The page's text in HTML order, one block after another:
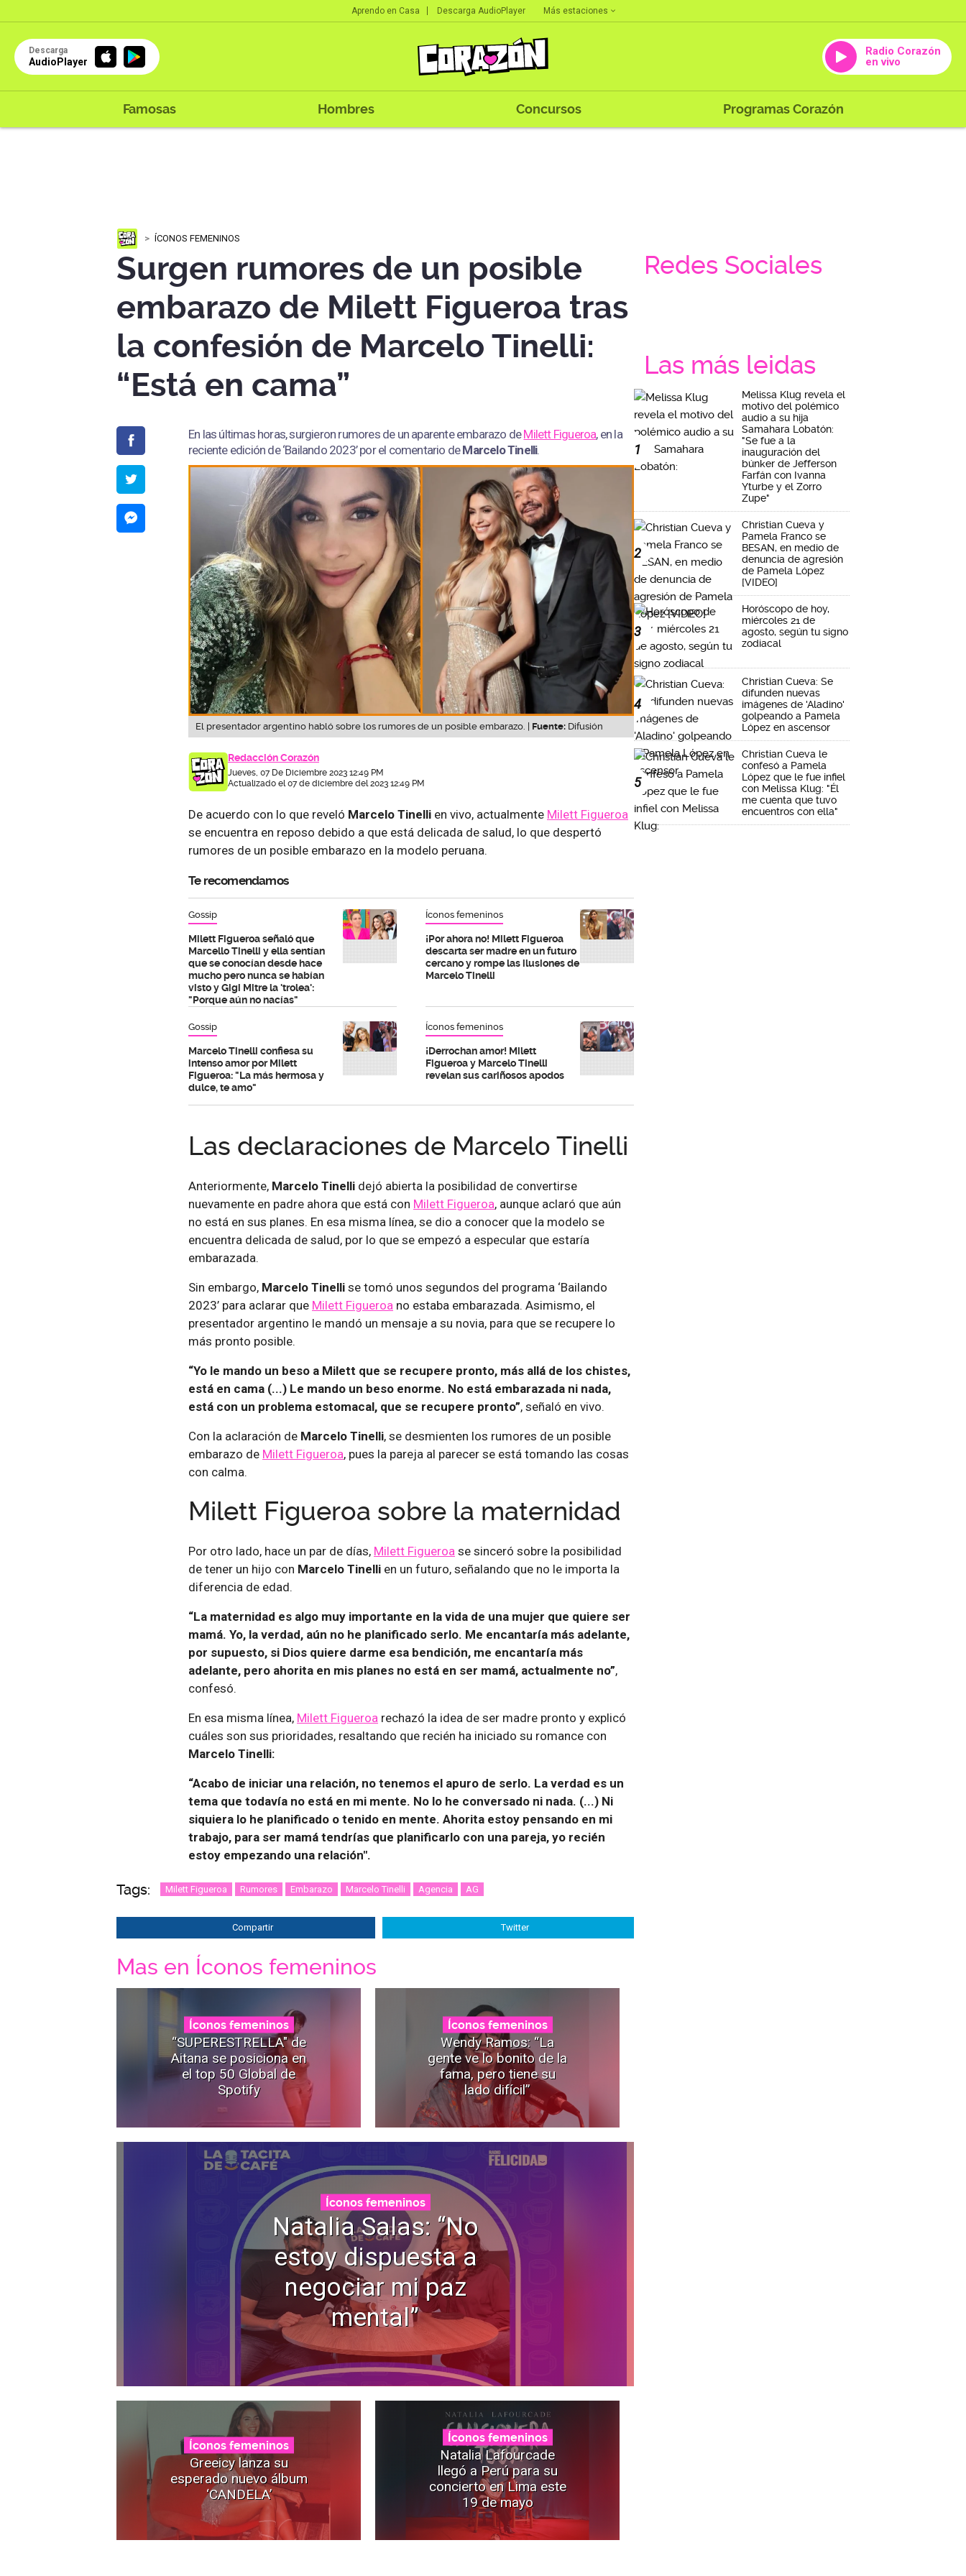
Aprendo en Casa Descarga AudioPlayer Más estaciones
Descarga
AudioPlayer
Radio Corazón
en vivo
Famosas Hombres Concursos Programas Corazón
ÍCONOS FEMENINOS
Surgen rumores de un posible
embarazo de Milett Figueroa tras
la confesión de Marcelo Tinelli:
“Está en cama”
En las últimas horas, surgieron rumores de un aparente embarazo deMilett Figueroa, en la
reciente edición de ‘Bailando 2023’ por el comentario deMarcelo Tinelli.
El presentador argentino habló sobre los rumores de un posible embarazo. | Fuente: Difusión
Redacción Corazón
Jueves, 07 De Diciembre 2023 12:49 PM
Actualizado el 07 de diciembre del 2023 12:49 PM
De acuerdo con lo que reveló Marcelo Tinelli en vivo, actualmente Milett Figueroa
se encuentra en reposo debido a que está delicada de salud, lo que despertó
rumores de un posible embarazo en la modelo peruana.
Te recomendamos
Gossip
Milett Figueroa señaló que
Marcello Tinelli y ella sentían
que se conocían desde hace
mucho pero nunca se habían
visto y Gigi Mitre la 'trolea':
"Porque aún no nacías"
Íconos femeninos
¡Por ahora no! Milett Figueroa
descarta ser madre en un futuro
cercano y rompe las ilusiones de
Marcelo Tinelli
Gossip
Marcelo Tinelli confiesa su
intenso amor por Milett
Figueroa: "La más hermosa y
dulce, te amo"
Íconos femeninos
¡Derrochan amor! Milett
Figueroa y Marcelo Tinelli
revelan sus cariñosos apodos
Las declaraciones de Marcelo Tinelli
Anteriormente, Marcelo Tinelli dejó abierta la posibilidad de convertirse
nuevamente en padre ahora que está con Milett Figueroa, aunque aclaró que aún
no está en sus planes. En esa misma línea, se dio a conocer que la modelo se
encuentra delicada de salud, por lo que se empezó a especular que estaría
embarazada.
Sin embargo, Marcelo Tinelli se tomó unos segundos del programa ‘Bailando
2023’ para aclarar que Milett Figueroa no estaba embarazada. Asimismo, el
presentador argentino le mandó un mensaje a su novia, para que se recupere lo
más pronto posible.
“Yo le mando un beso a Milett que se recupere pronto, más allá de los chistes,
está en cama (...) Le mando un beso enorme. No está embarazada ni nada,
está con un problema estomacal, que se recupere pronto”, señaló en vivo.
Con la aclaración de Marcelo Tinelli, se desmienten los rumores de un posible
embarazo de Milett Figueroa, pues la pareja al parecer se está tomando las cosas
con calma.
Milett Figueroa sobre la maternidad
Por otro lado, hace un par de días, Milett Figueroa se sinceró sobre la posibilidad
de tener un hijo con Marcelo Tinelli en un futuro, señalando que no le importa la
diferencia de edad.
“La maternidad es algo muy importante en la vida de una mujer que quiere ser
mamá. Yo, la verdad, aún no he planificado serlo. Me encantaría más adelante,
por supuesto, si Dios quiere darme esa bendición, me encantaría más
adelante, pero ahorita en mis planes no está en ser mamá, actualmente no”,
confesó.
En esa misma línea, Milett Figueroa rechazó la idea de ser madre pronto y explicó
cuáles son sus prioridades, resaltando que recién ha iniciado su romance con
Marcelo Tinelli:
“Acabo de iniciar una relación, no tenemos el apuro de serlo. La verdad es un
tema que todavía no está en mi mente. No lo he conversado ni nada. (...) Ni
siquiera lo he planificado o tenido en mente. Ahorita estoy pensando en mi
trabajo, para ser mamá tendrías que planificarlo con una pareja, yo recién
estoy empezando una relación".
Tags: Milett Figueroa Rumores Embarazo Marcelo Tinelli Agencia AG
Compartir Twitter
Mas en Íconos femeninos
Íconos femeninos
“SUPERESTRELLA" de
Aitana se posiciona en
el top 50 Global de
Spotify
Íconos femeninos
Wendy Ramos: “La
gente ve lo bonito de la
fama, pero tiene su
lado difícil”
Íconos femeninos
Natalia Salas: “No
estoy dispuesta a
negociar mi paz
mental”
Íconos femeninos
Greeicy lanza su
esperado nuevo álbum
‘CANDELA’
Íconos femeninos
Natalia Lafourcade
llegó a Perú para su
concierto en Lima este
19 de mayo
Redes Sociales
Las más leidas
1
Melissa Klug revela el
motivo del polémico
audio a su hija
Samahara Lobatón:
"Se fue a la
inauguración del
búnker de Jefferson
Farfán con Ivanna
Yturbe y el Zorro
Zupe"
2
Christian Cueva y
Pamela Franco se
BESAN, en medio de
denuncia de agresión
de Pamela López
[VIDEO]
3
Horóscopo de hoy,
miércoles 21 de
agosto, según tu signo
zodiacal
4
Christian Cueva: Se
difunden nuevas
imágenes de 'Aladino'
golpeando a Pamela
López en ascensor
5
Christian Cueva le
confesó a Pamela
López que le fue infiel
con Melissa Klug: "Él
me cuenta que tuvo
encuentros con ella"